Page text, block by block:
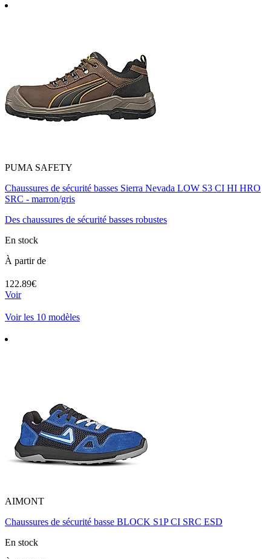
PUMA SAFETY
Chaussures de sécurité basses Sierra Nevada LOW S3 CI HI HRO
SRC - marron/gris
Des chaussures de sécurité basses robustes
En stock
À partir de
122.89€
Voir
Voir les 10 modèles
AIMONT
Chaussures de sécurité basse BLOCK S1P CI SRC ESD
En stock